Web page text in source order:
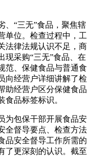
“三无”食品，聚焦辖
单位。检查过程中，工
法律法规认识不足，商
现采购“三无”食品、在
范、保健食品与普通食
向经营户详细讲解了检
助经营户区分保健食品
品标签标识。
包保干部开展食品安
全督导要点、检查方法
品安全督导工作所需的
了更深刻的认识。截至